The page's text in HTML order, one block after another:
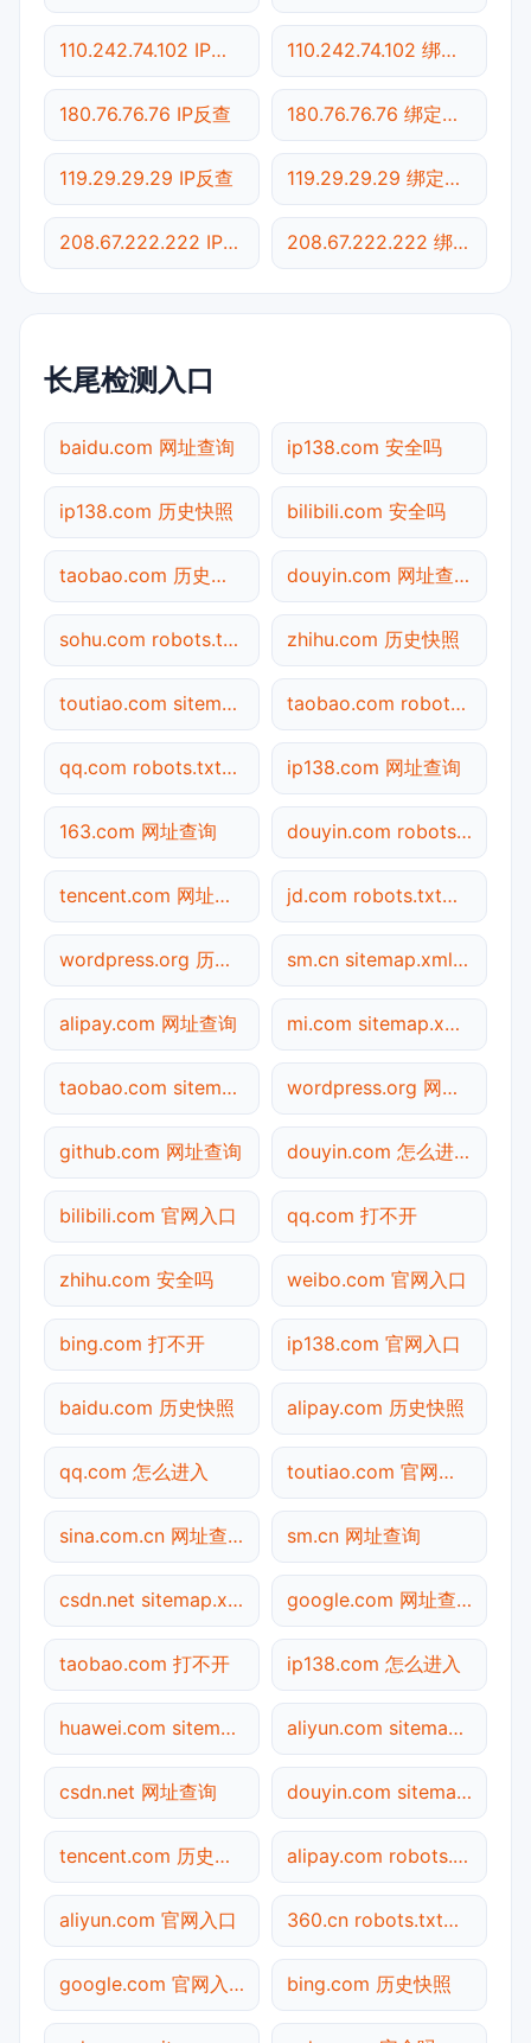
110.242.74.102 IP反查 110.242.74.102 绑定域名
180.76.76.76 IP反查 180.76.76.76 绑定域名
119.29.29.29 IP反查 119.29.29.29 绑定域名
208.67.222.222 IP反查 208.67.222.222 绑定域名
长尾检测入口
baidu.com 网址查询 ip138.com 安全吗
ip138.com 历史快照 bilibili.com 安全吗
taobao.com 历史快照 douyin.com 网址查询
sohu.com robots.txt检测 zhihu.com 历史快照
toutiao.com sitemap.xml检测 taobao.com robots.txt检测
qq.com robots.txt检测 ip138.com 网址查询
163.com 网址查询 douyin.com robots.txt检测
tencent.com 网址查询 jd.com robots.txt检测
wordpress.org 历史快照 sm.cn sitemap.xml检测
alipay.com 网址查询 mi.com sitemap.xml检测
taobao.com sitemap.xml检测 wordpress.org 网址查询
github.com 网址查询 douyin.com 怎么进入
bilibili.com 官网入口 qq.com 打不开
zhihu.com 安全吗 weibo.com 官网入口
bing.com 打不开 ip138.com 官网入口
baidu.com 历史快照 alipay.com 历史快照
qq.com 怎么进入 toutiao.com 官网入口
sina.com.cn 网址查询 sm.cn 网址查询
csdn.net sitemap.xml检测 google.com 网址查询
taobao.com 打不开 ip138.com 怎么进入
huawei.com sitemap.xml检测 aliyun.com sitemap.xml检测
csdn.net 网址查询 douyin.com sitemap.xml检测
tencent.com 历史快照 alipay.com robots.txt检测
aliyun.com 官网入口 360.cn robots.txt检测
google.com 官网入口 bing.com 历史快照